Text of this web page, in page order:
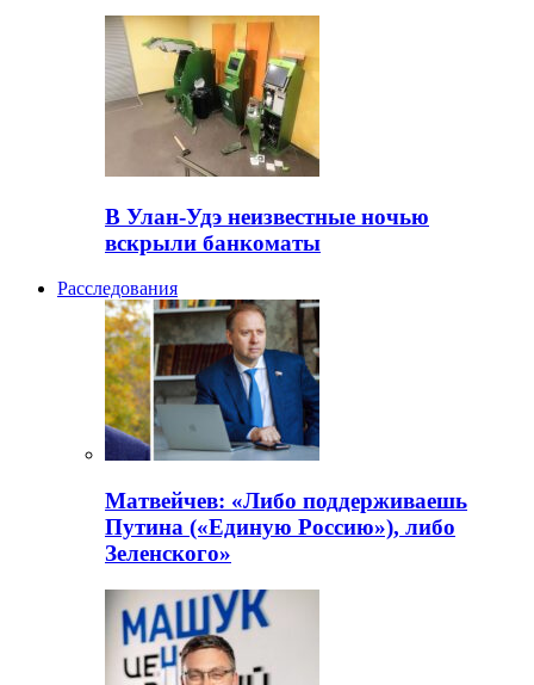
В Улан-Удэ неизвестные ночью
вскрыли банкоматы
Расследования
Матвейчев: «Либо поддерживаешь
Путина («Единую Россию»), либо
Зеленского»